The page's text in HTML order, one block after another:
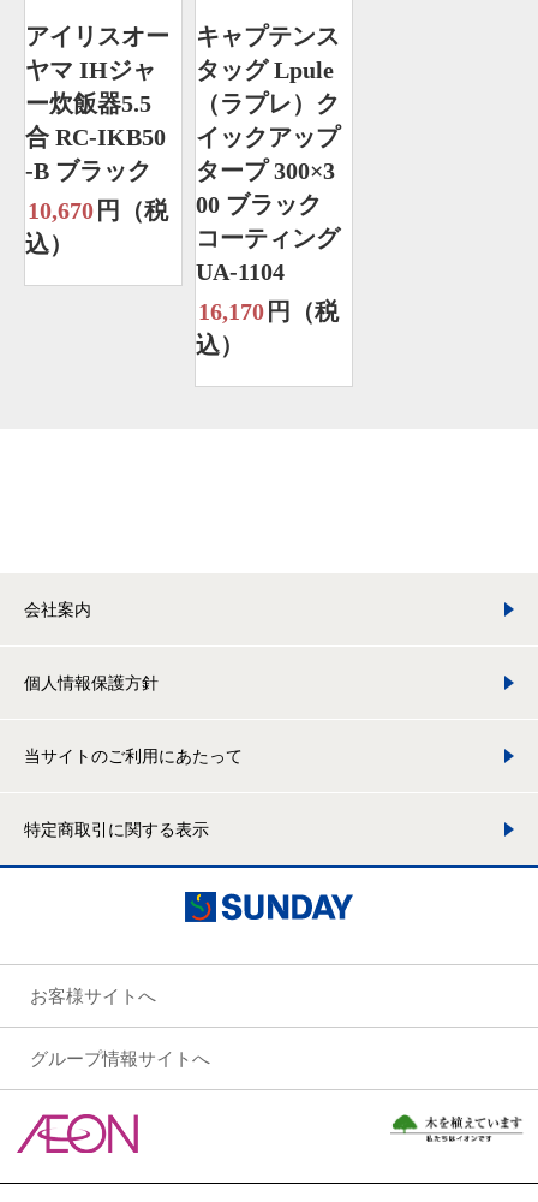
アイリスオー
ヤマ IHジャ
ー炊飯器5.5
合 RC-IKB50
-B ブラック
10,670 円（税
込）
キャプテンス
タッグ Lpule
（ラプレ）ク
イックアップ
タープ 300×3
00 ブラック
コーティング
UA-1104
16,170 円（税
込）
会社案内
個人情報保護方針
当サイトのご利用にあたって
特定商取引に関する表示
お客様サイトへ
グループ情報サイトへ